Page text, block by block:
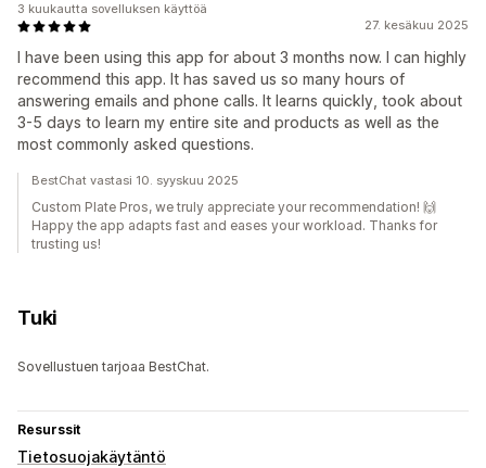
27. kesäkuu 2025
I have been using this app for about 3 months now. I can highly
recommend this app. It has saved us so many hours of
answering emails and phone calls. It learns quickly, took about
3-5 days to learn my entire site and products as well as the
most commonly asked questions.
3 kuukautta sovelluksen käyttöä
BestChat vastasi 10. syyskuu 2025
Custom Plate Pros, we truly appreciate your recommendation! 🙌
Happy the app adapts fast and eases your workload. Thanks for
trusting us!
Tuki
Sovellustuen tarjoaa BestChat.
Resurssit
Tietosuojakäytäntö